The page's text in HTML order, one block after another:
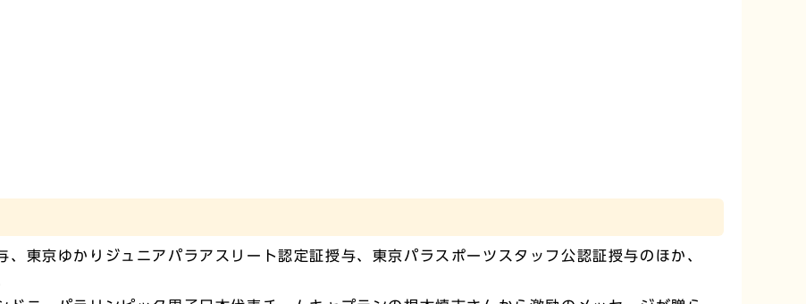
東京ゆかりジュニアパラアスリート認定証授与、東京パラスポーツスタッフ公認証授与のほか、